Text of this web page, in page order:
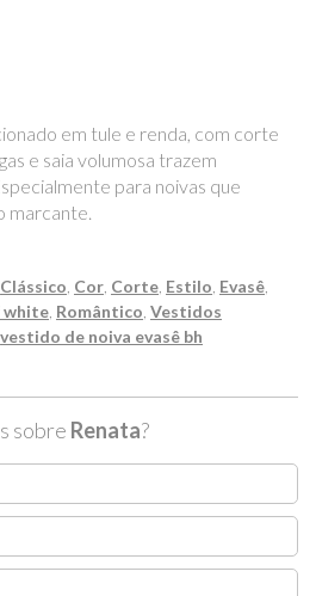
em tule e renda, com corte
e saia volumosa trazem
para noivas que
marcante.
Clássico Cor Corte Estilo Evasê
white Romântico Vestidos
vestido de noiva evasê bh
sobre Renata?